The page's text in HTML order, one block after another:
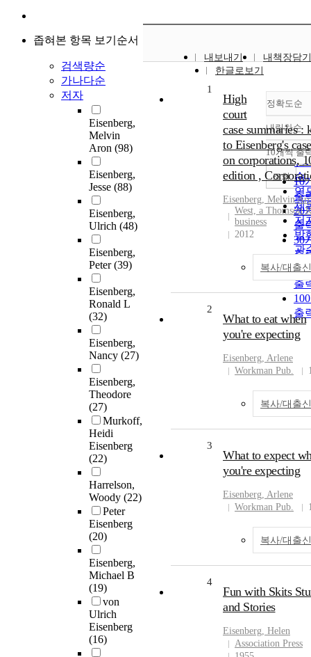
좁혀본 항목 보기순서
검색량순
가나다순
저자
Eisenberg,
Melvin
Aron (98)
Eisenberg,
Jesse (88)
Eisenberg,
Ulrich (48)
Eisenberg,
Peter(39)
Eisenberg,
Ronald L
(32)
Eisenberg,
Nancy (27)
Eisenberg,
Theodore
(27)
Murkoff,
Heidi
Eisenberg
(22)
Harrelson,
Woody (22)
Peter
Eisenberg
(20)
Eisenberg,
Michael B
(19)
von
Ulrich
Eisenberg
(16)
내보내기
내책장담기
한글로보기
정확도순
정
순
인
순
연
제
저
발
관
내림차순
내
10개씩 출
10
출
20
출
30
출
50
출
출
조회
1
High
court
case summaries :
to Eisenberg's
on corporations,
edition ,
Eisenberg, Melvin
West, a Thomson
business
2012
복사/대출
2
What to eat when
you're expecting
Eisenberg, Arlene
Workman Pub.
복사/대출
3
What to expect
you're expecting
Eisenberg, Arlene
Workman Pub.
복사/대출
4
Fun with Skits
and Stories
Eisenberg, Helen
Association Press